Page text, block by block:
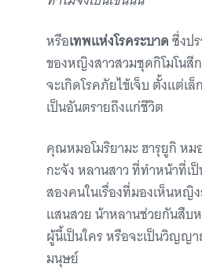
หรือเทพแห่งโรคระบาดซึ่งป
ของหญิงสาวสวมชุดกิโมโนสี
จะเกิดโรคภัยไข้เจ็บ ตั้งแต่เ
เป็นอันตรายถึงแก่ชีวิต
คุณหมอโมริยามะ ฮารุยูกิ ห
กะจัง หลานสาว ที่ทำหน้าที่เ
สองคนในเรื่องที่มองเห็นหญิ
แสนสวย น้าหลานช่วยกันสืบ
ผู้นี้เป็นใคร หรือจะเป็นวิญญ
มนุษย์